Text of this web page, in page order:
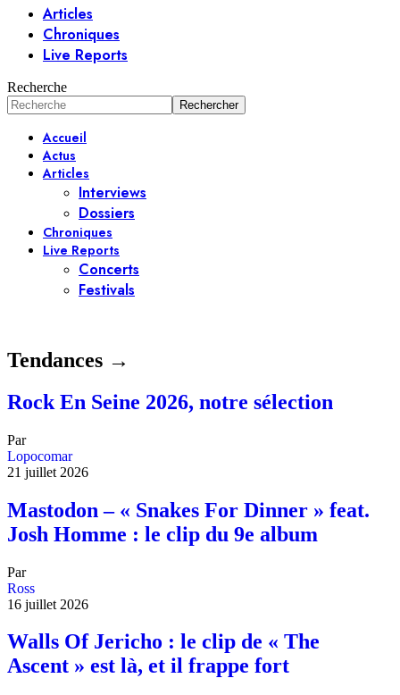
Articles
Chroniques
Live Reports
Recherche
Accueil
Actus
Articles
Interviews
Dossiers
Chroniques
Live Reports
Concerts
Festivals
Tendances →
Rock En Seine 2026, notre sélection
Par
Lopocomar
21 juillet 2026
Mastodon – « Snakes For Dinner » feat.
Josh Homme : le clip du 9e album
Par
Ross
16 juillet 2026
Walls Of Jericho : le clip de « The
Ascent » est là, et il frappe fort